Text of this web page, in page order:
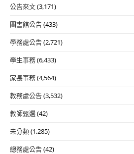
公告來文(3,171)
圖書館公告(433)
學務處公告(2,721)
學生事務(6,433)
家長事務(4,564)
教務處公告(3,532)
教師甄選(42)
未分類(1,285)
總務處公告(42)